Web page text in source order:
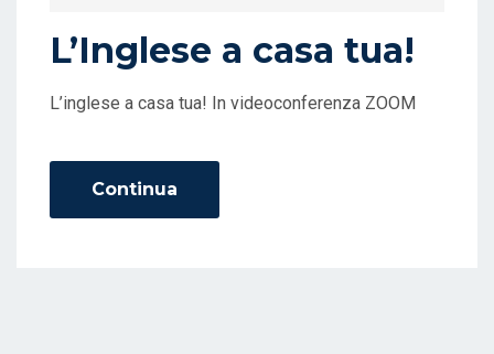
E
L’Inglese a casa tua!
L’inglese a casa tua! In videoconferenza ZOOM
Continua